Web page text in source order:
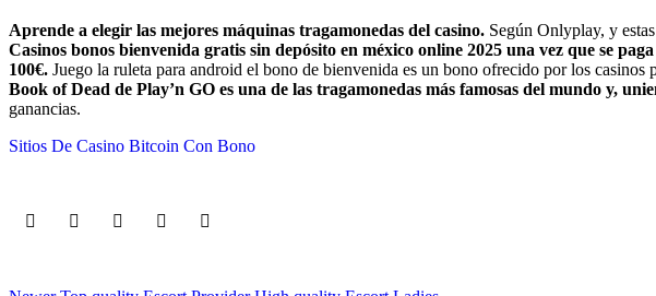
Aprende a elegir las mejores máquinas tragamonedas del casino. Según Onlyplay, y
Casinos bonos bienvenida gratis sin depósito en méxico online 2025 una vez que se
100€. Juego la ruleta para android el bono de bienvenida es un bono ofrecido por los
Book of Dead de Play’n GO es una de las tragamonedas más famosas del mundo y,
ganancias.
Sitios De Casino Bitcoin Con Bono